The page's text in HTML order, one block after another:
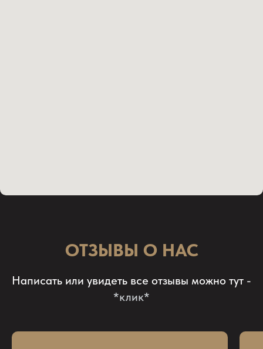
ОТЗЫВЫ О НАС
Написать или увидеть все отзывы можно тут -
*клик*